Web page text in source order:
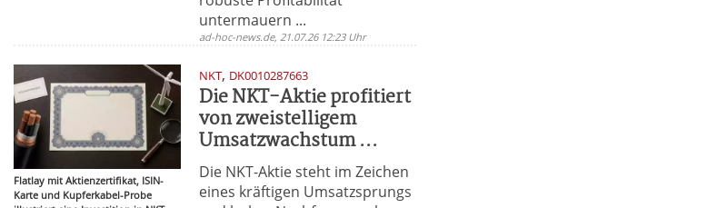
untermauern ...
ad-hoc-news.de, 21.07.26 12:23 Uhr
Flatlay mit Aktienzertifikat, ISIN-
Karte und Kupferkabel-Probe
NKT, DK0010287663
Die NKT-Aktie profitiert
von zweistelligem
Umsatzwachstum ...
Die NKT-Aktie steht im Zeichen
eines kräftigen Umsatzsprungs